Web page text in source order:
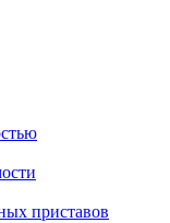
приставов